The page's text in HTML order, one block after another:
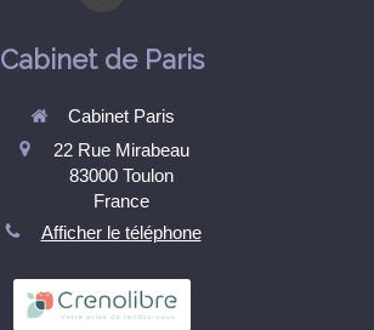
Cabinet de Paris
Cabinet Paris
22 Rue Mirabeau
83000 Toulon
France
Afficher le téléphone